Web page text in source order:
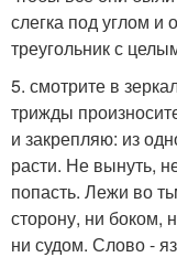
слегка под углом и
треугольник с
5. смотрите в
трижды
и закрепляю: из
расти. Не вынуть,
попасть. Лежи во
сторону, ни боком,
ни судом. Слово -